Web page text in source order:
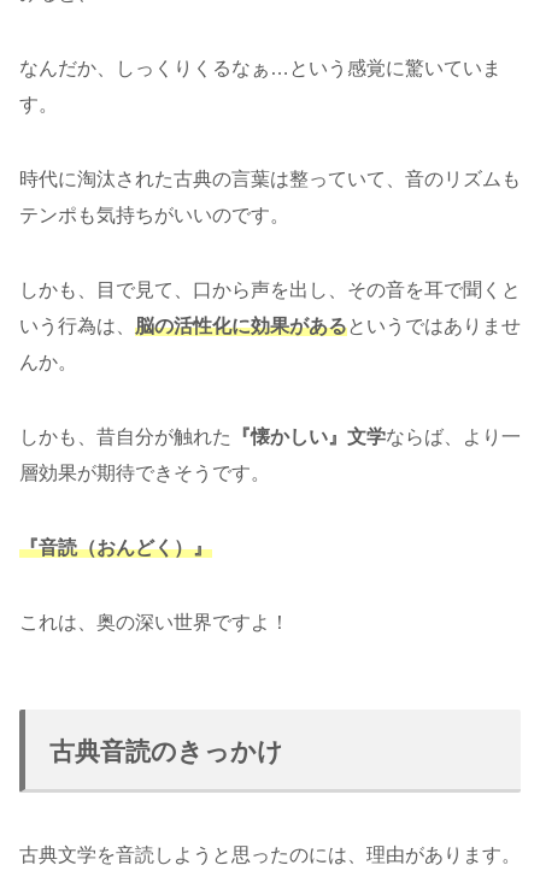
なんだか、しっくりくるなぁ…という感覚に驚いていま
す。
時代に淘汰された古典の言葉は整っていて、音のリズムも
テンポも気持ちがいいのです。
しかも、目で見て、口から声を出し、その音を耳で聞くと
いう行為は、 脳の活性化に効果があるというではありませ
んか。
しかも、昔自分が触れた 『懐かしい』文学ならば、より一
層効果が期待できそうです。
『音読（おんどく）』
これは、奥の深い世界ですよ！
古典音読のきっかけ
古典文学を音読しようと思ったのには、理由があります。